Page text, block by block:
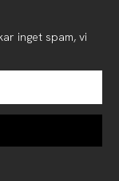
inget spam, vi